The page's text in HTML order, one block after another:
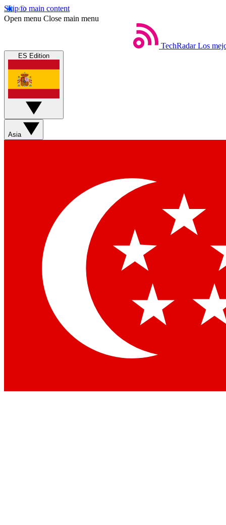
Skip to main content
Open menu Close main menu
TechRadar Los
ES Edition
Asia